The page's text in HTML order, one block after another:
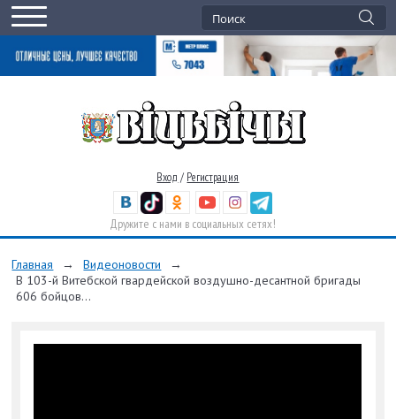
Вход / Регистрация
Дружите с нами в социальных сетях!
Главная → Видеоновости
→
В 103-й Витебской гвардейской воздушно-десантной бригады
606 бойцов...